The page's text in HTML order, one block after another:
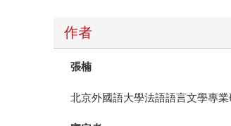
作者
張楠
北京外國語大學法語語言文學專